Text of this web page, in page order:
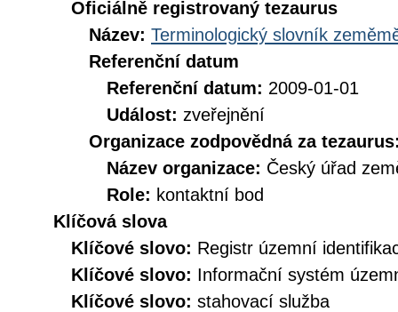
Oficiálně registrovaný tezaurus
Název: Terminologický slovník
Referenční datum
Referenční datum: 2009-01-01
Událost: zveřejnění
Organizace zodpovědná za
Název organizace: Český úřad
Role: kontaktní bod
Klíčová slova
Klíčové slovo: Registr územní
Klíčové slovo: Informační systém
Klíčové slovo: stahovací služba